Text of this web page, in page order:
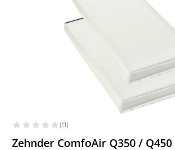
(0)
Zehnder ComfoAir Q350 / Q450